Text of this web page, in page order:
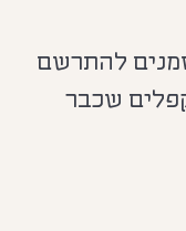
להתרשם
שכבר